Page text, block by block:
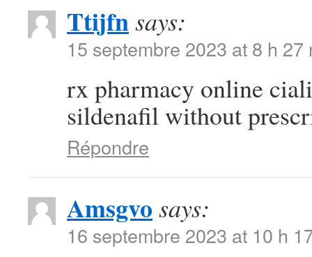
Ttijfnsays:
15 septembre 2023 at 8 h 27
rx pharmacy online
sildenafil without
Répondre
Amsgvo says:
16 septembre 2023 at 10 h